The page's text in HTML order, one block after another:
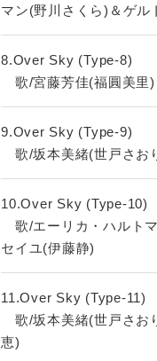
マン(野川さくら)＆ゲル
8.Over Sky (Type-8)
歌/宮藤芳佳(福圓美里)
9.Over Sky (Type-9)
歌/坂本美緒(世戸さお
10.Over Sky (Type-10)
歌/エーリカ・ハルト
セイユ(伊藤静)
11.Over Sky (Type-11)
歌/坂本美緒(世戸さお
恵)